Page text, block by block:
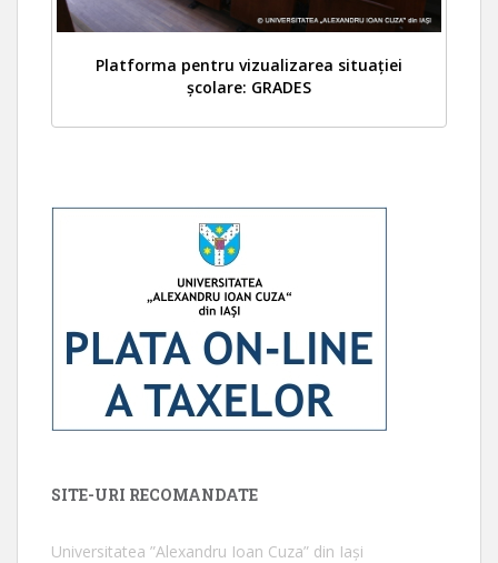
Platforma pentru vizualizarea situației
școlare: GRADES
SITE-URI RECOMANDATE
Universitatea ”Alexandru Ioan Cuza” din Iaşi